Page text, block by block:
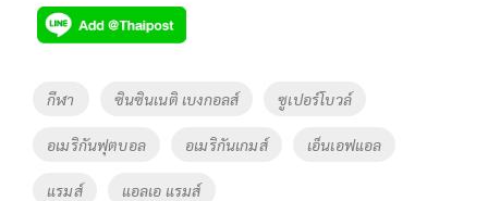
e
b
o
o
k
tt
er
p
y
Li
Tags
กีฬา ซินซินเนติ เบงกอลส์ ซูเปอร์โบวล์
อเมริกันฟุตบอล อเมริกันเกมส์ เอ็นเอฟแอล
แรมส์ แอลเอ แรมส์